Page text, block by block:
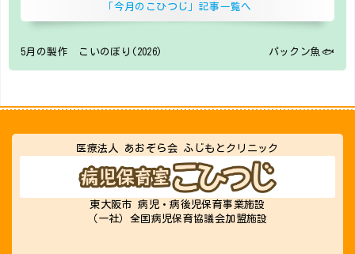
「今月のこひつじ」記事一覧へ
5月の製作 こいのぼり(2026) パックン魚🐟
医療法人 あおぞら会 ふじもとクリニック
東大阪市 病児・病後児保育事業施設
（一社）全国病児保育協議会加盟施設